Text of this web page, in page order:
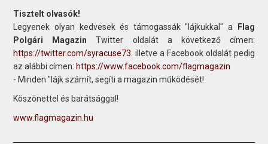
Tisztelt olvasók!
Legyenek olyan kedvesek és támogassák "lájkukkal" a
Flag
Polgári Magazin Twitter oldalát a következő címen:
https://twitter.com/syracuse73 . illetve a Facebook oldalát pedig
az alábbi címen: https://www.facebook.com/flagmagazin
- Minden "lájk számít, segíti a magazin működését!
Köszönettel és barátsággal!
www.flagmagazin.hu